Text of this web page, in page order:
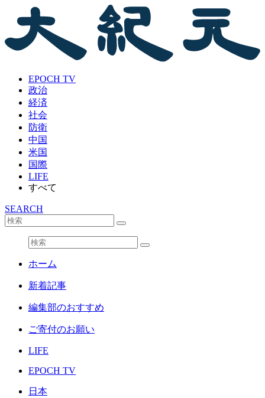
EPOCH TV
政治
経済
社会
防衛
中国
米国
国際
LIFE
すべて
SEARCH
ホーム
新着記事
編集部のおすすめ
ご寄付のお願い
LIFE
EPOCH TV
日本